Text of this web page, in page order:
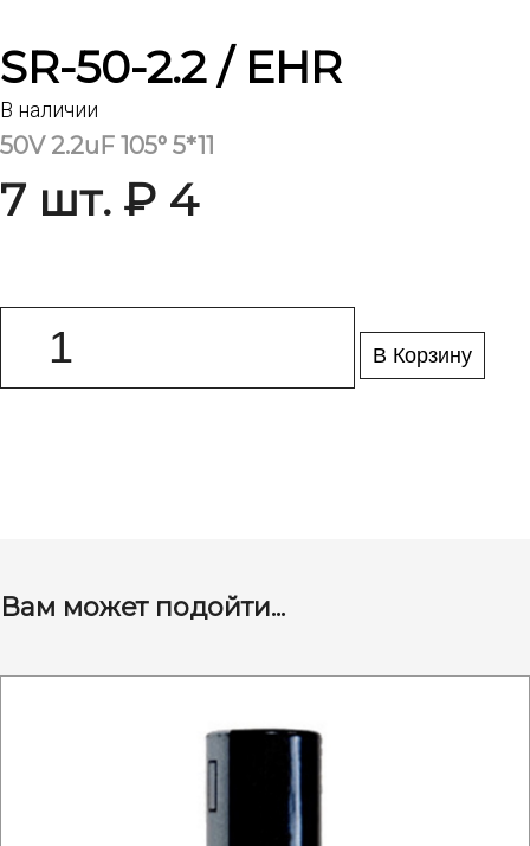
SR-50-2.2 / EHR
В наличии
50V 2.2uF 105° 5*11
7 шт. ₽ 4
В Корзину
Вам может подойти...